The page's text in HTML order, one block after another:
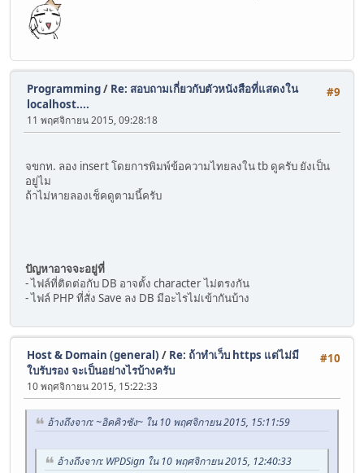
#9
Programming/ Re: สอบถามเกี่ยวกับตัวหนังสือที่แสดงใน
localhost....
11 พฤศจิกายน 2015, 09:28:18
จขกท. ลอง insert โดยการพิมพ์ข้อความไทยลงใน tb ดูครับ ยังเป็น
อยู่ไม
ถ้าไม่หายลองเช็คดูตามนี้ครับ
ปัญหาอาจจะอยู่ที่
- ไฟล์ที่ติดต่อกับ DB อาจตั้ง character ไม่ตรงกัน
- ไฟล์ PHP ที่สั่ง Save ลง DB มีอะไรไม่เข้ากันบ้าง
#10
Host & Domain (general) / Re: ถ้าทำเว็บ https แต่ไม่มี
ใบรับรอง จะเป็นอย่างไรบ้างครับ
10 พฤศจิกายน 2015, 15:22:33
อ้างถึงจาก: ~อิคคิวซัง~ ใน 10 พฤศจิกายน 2015, 15:11:59
อ้างถึงจาก: WPDSign ใน 10 พฤศจิกายน 2015, 12:40:33